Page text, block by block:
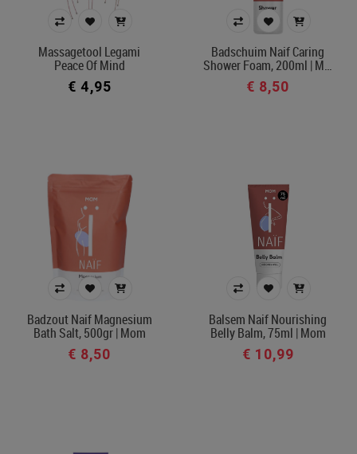
In voorraad
Massagetool Legami
Peace Of Mind
€ 4,95
Badschuim Naif Caring
Shower Foam, 200ml | M…
€ 8,50
Badzout Naif Magnesium
Bath Salt, 500gr | Mom
€ 8,50
Balsem Naif Nourishing
Belly Balm, 75ml | Mom
€ 10,99